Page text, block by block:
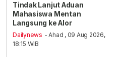
Tindak Lanjut Aduan
Mahasiswa Mentan
Langsung ke Alor
Dailynews - Ahad , 09 Aug 2026,
18:15 WIB